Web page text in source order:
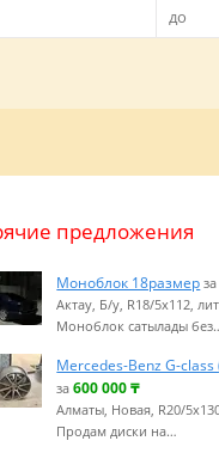
предложения
Моноблок 18размер
Актау, Б/у, R18/5x112,
Моноблок сатылады
Mercedes-Benz G-
за600 000₸
Алматы, Новая, R20/
Продам диски на…